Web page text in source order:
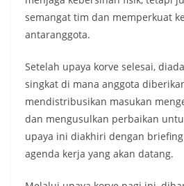
semangat tim dan memperkuat
antaranggota.
Setelah upaya korve selesai,
singkat di mana anggota
mendistribusikan masukan
dan mengusulkan perbaikan
upaya ini diakhiri dengan
agenda kerja yang akan datang.